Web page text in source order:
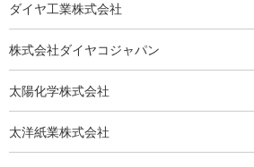
ダイヤ工業株式会社
株式会社ダイヤコジャパン
太陽化学株式会社
太洋紙業株式会社